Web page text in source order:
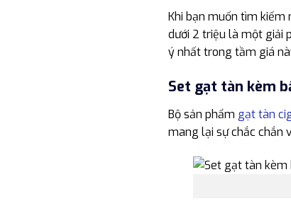
Khi bạn muốn tìm kiếm
dưới 2 triệu là một giải
ý nhất trong tầm giá
Set gạt tàn kèm
Bộ sản phẩm gạt tàn
mang lại sự chắc chắn